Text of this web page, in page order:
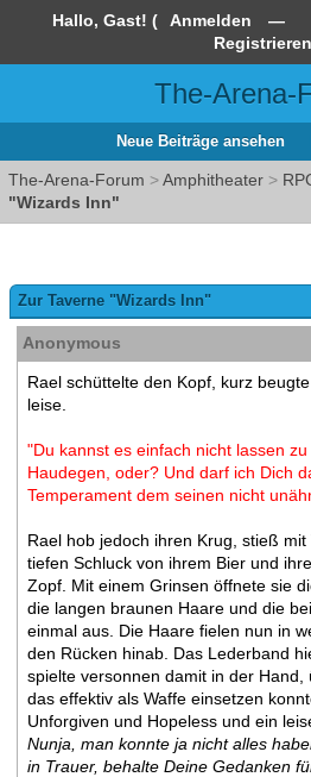
Hallo, Gast! ( Anmelden
—
Registrieren
The-Arena-
Neue Beiträge ansehen
The-Arena-Forum >Amphitheater >
"Wizards Inn"
Zur Taverne "Wizards Inn"
Anonymous
Rael schüttelte den Kopf, kurz
leise.
"Du kannst es einfach nicht lassen
Haudegen, oder? Und darf ich Dich
Temperament dem seinen nicht
Rael hob jedoch ihren Krug, stieß
tiefen Schluck von ihrem Bier und
Zopf. Mit einem Grinsen öffnete sie
die langen braunen Haare und die
einmal aus. Die Haare fielen nun in
den Rücken hinab. Das Lederband
spielte versonnen damit in der Hand,
das effektiv als Waffe einsetzen
Unforgiven und Hopeless und ein
Nunja, man konnte ja nicht alles
in Trauer, behalte Deine Gedanken